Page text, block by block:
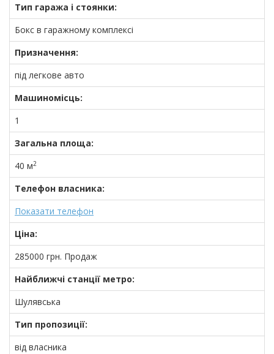
Тип гаража і стоянки:
Бокс в гаражному комплексі
Призначення:
під легкове авто
Машиномісць:
1
Загальна площа:
40 м2
Телефон власника:
Показати телефон
Ціна:
285000 грн. Продаж
Найближчі станції метро:
Шулявська
Тип пропозиції:
від власника